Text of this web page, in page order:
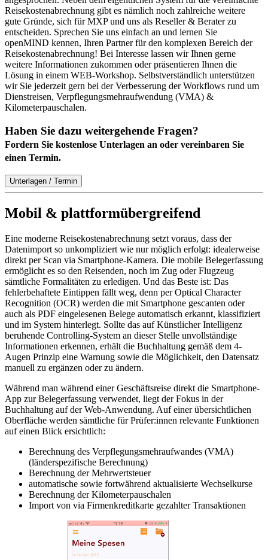
Reisekostenabrechnung gibt es nämlich noch zahlreiche weitere
gute Gründe, sich für MXP und uns als Reseller & Berater zu
entscheiden. Sprechen Sie uns einfach an und lernen Sie
openMIND kennen, Ihren Partner für den komplexen Bereich der
Reisekostenabrechnung! Bei Interesse lassen wir Ihnen gerne
weitere Informationen zukommen oder präsentieren Ihnen die
Lösung in einem WEB-Workshop. Selbstverständlich unterstützen
wir Sie jederzeit gern bei der Verbesserung der Workflows rund um
Dienstreisen, Verpflegungsmehraufwendung (VMA) &
Kilometerpauschalen.
Haben Sie dazu weitergehende Fragen?
Fordern Sie kostenlose Unterlagen an oder vereinbaren Sie
einen Termin.
Unterlagen / Termin
Mobil & plattformübergreifend
Eine moderne Reisekostenabrechnung setzt voraus, dass der
Datenimport so unkompliziert wie nur möglich erfolgt: idealerweise
direkt per Scan via Smartphone-Kamera. Die mobile Belegerfassung
ermöglicht es so den Reisenden, noch im Zug oder Flugzeug
sämtliche Formalitäten zu erledigen. Und das Beste ist: Das
fehlerbehaftete Eintippen fällt weg, denn per Optical Character
Recognition (OCR) werden die mit Smartphone gescanten oder
auch als PDF eingelesenen Belege automatisch erkannt, klassifiziert
und im System hinterlegt. Sollte das auf Künstlicher Intelligenz
beruhende Controlling-System an dieser Stelle unvollständige
Informationen erkennen, erhält die Buchhaltung gemäß dem 4-
Augen Prinzip eine Warnung sowie die Möglichkeit, den Datensatz
manuell zu ergänzen oder zu ändern.
Während man während einer Geschäftsreise direkt die Smartphone-
App zur Belegerfassung verwendet, liegt der Fokus in der
Buchhaltung auf der Web-Anwendung. Auf einer übersichtlichen
Oberfläche werden sämtliche für Prüfer:innen relevante Funktionen
auf einen Blick ersichtlich:
Berechnung des Verpflegungsmehraufwandes (VMA)
(länderspezifische Berechnung)
Berechnung der Mehrwertsteuer
automatische sowie fortwährend aktualisierte Wechselkurse
Berechnung der Kilometerpauschalen
Import von via Firmenkreditkarte gezahlter Transaktionen